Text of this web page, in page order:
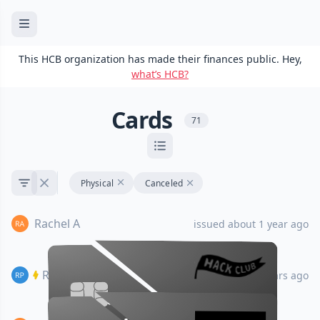
This HCB organization has made their finances public. Hey,
what’s HCB?
Cards 71
Physical Canceled
Rachel A issued about 1 year ago
•••• •••• •••• ••••
•••• •••• •••• ••••
Rhys P issued almost 2 years ago